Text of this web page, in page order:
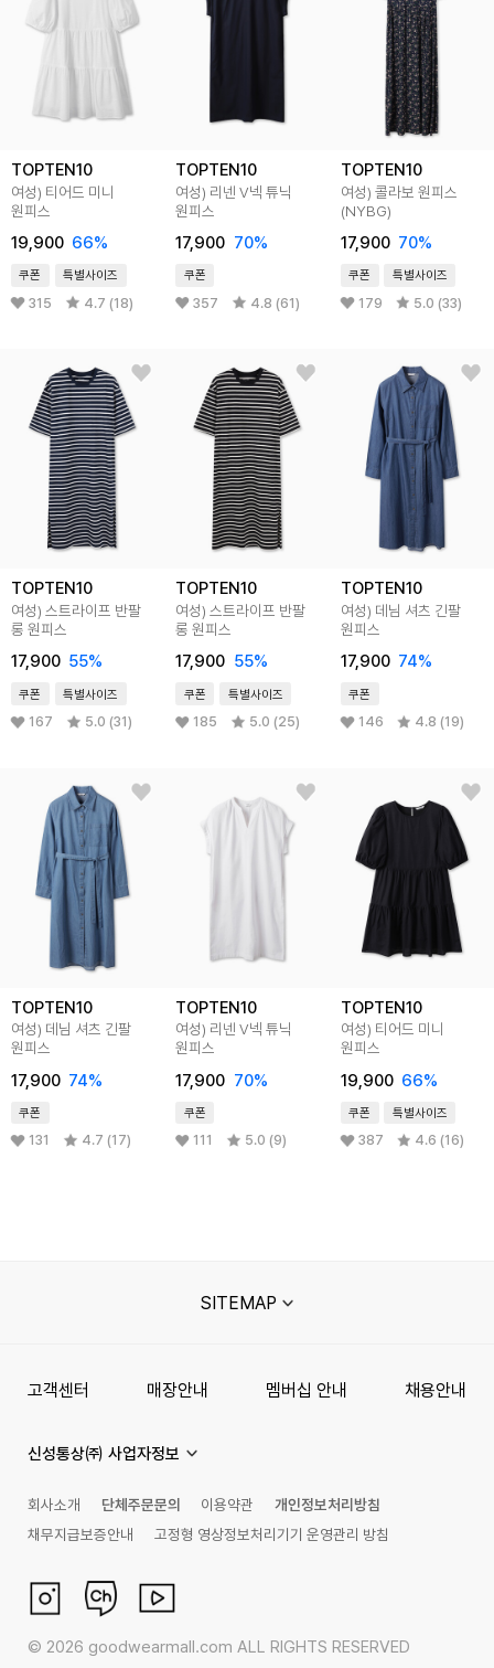
TOPTEN10
여성) 티어드 미니
원피스
19,900 66%
쿠폰 특별사이즈
315 4.7 (18)
TOPTEN10
여성) 리넨 V넥 튜닉
원피스
17,900 70%
쿠폰
357 4.8 (61)
TOPTEN10
여성) 콜라보 원피스
(NYBG)
17,900 70%
쿠폰 특별사이즈
179 5.0 (33)
TOPTEN10
여성) 스트라이프 반팔
롱 원피스
17,900 55%
쿠폰 특별사이즈
167 5.0 (31)
TOPTEN10
여성) 스트라이프 반팔
롱 원피스
17,900 55%
쿠폰 특별사이즈
185 5.0 (25)
TOPTEN10
여성) 데님 셔츠 긴팔
원피스
17,900 74%
쿠폰
146 4.8 (19)
TOPTEN10
여성) 데님 셔츠 긴팔
원피스
17,900 74%
쿠폰
131 4.7 (17)
TOPTEN10
여성) 리넨 V넥 튜닉
원피스
17,900 70%
쿠폰
111 5.0 (9)
TOPTEN10
여성) 티어드 미니
원피스
19,900 66%
쿠폰 특별사이즈
387 4.6 (16)
SITEMAP
고객센터 매장안내 멤버십 안내 채용안내
신성통상㈜ 사업자정보
회사소개 단체주문문의 이용약관
개인정보처리방침
채무지급보증안내
고정형 영상정보처리기기 운영관리 방침
© 2026 goodwearmall.com ALL RIGHTS RESERVED